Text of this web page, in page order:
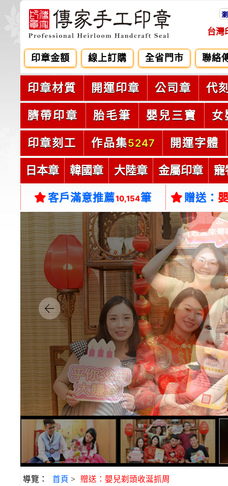
台灣
印章金額 線上訂購 全省門市 聯絡
印章材質 開運印章 公司章 代
臍帶印章 胎毛筆 嬰兒三寶 女
印章刻工 作品集5247 開運字體
日本章 韓國章 大陸章 金屬印章 寵
客戶滿意推薦10,154筆 贈送：
導覽： 首頁 > 贈送：嬰兒剃頭收涎抓周